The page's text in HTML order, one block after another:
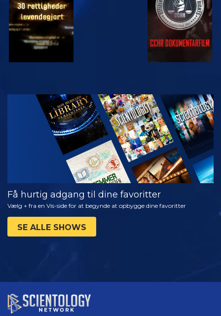
SE
UDFORSK
SERIEN
Få hurtig adgang til dine favoritter
Vælg + fra en Vis-side for at begynde at opbygge dine favoritter
SE ALLE SHOWS